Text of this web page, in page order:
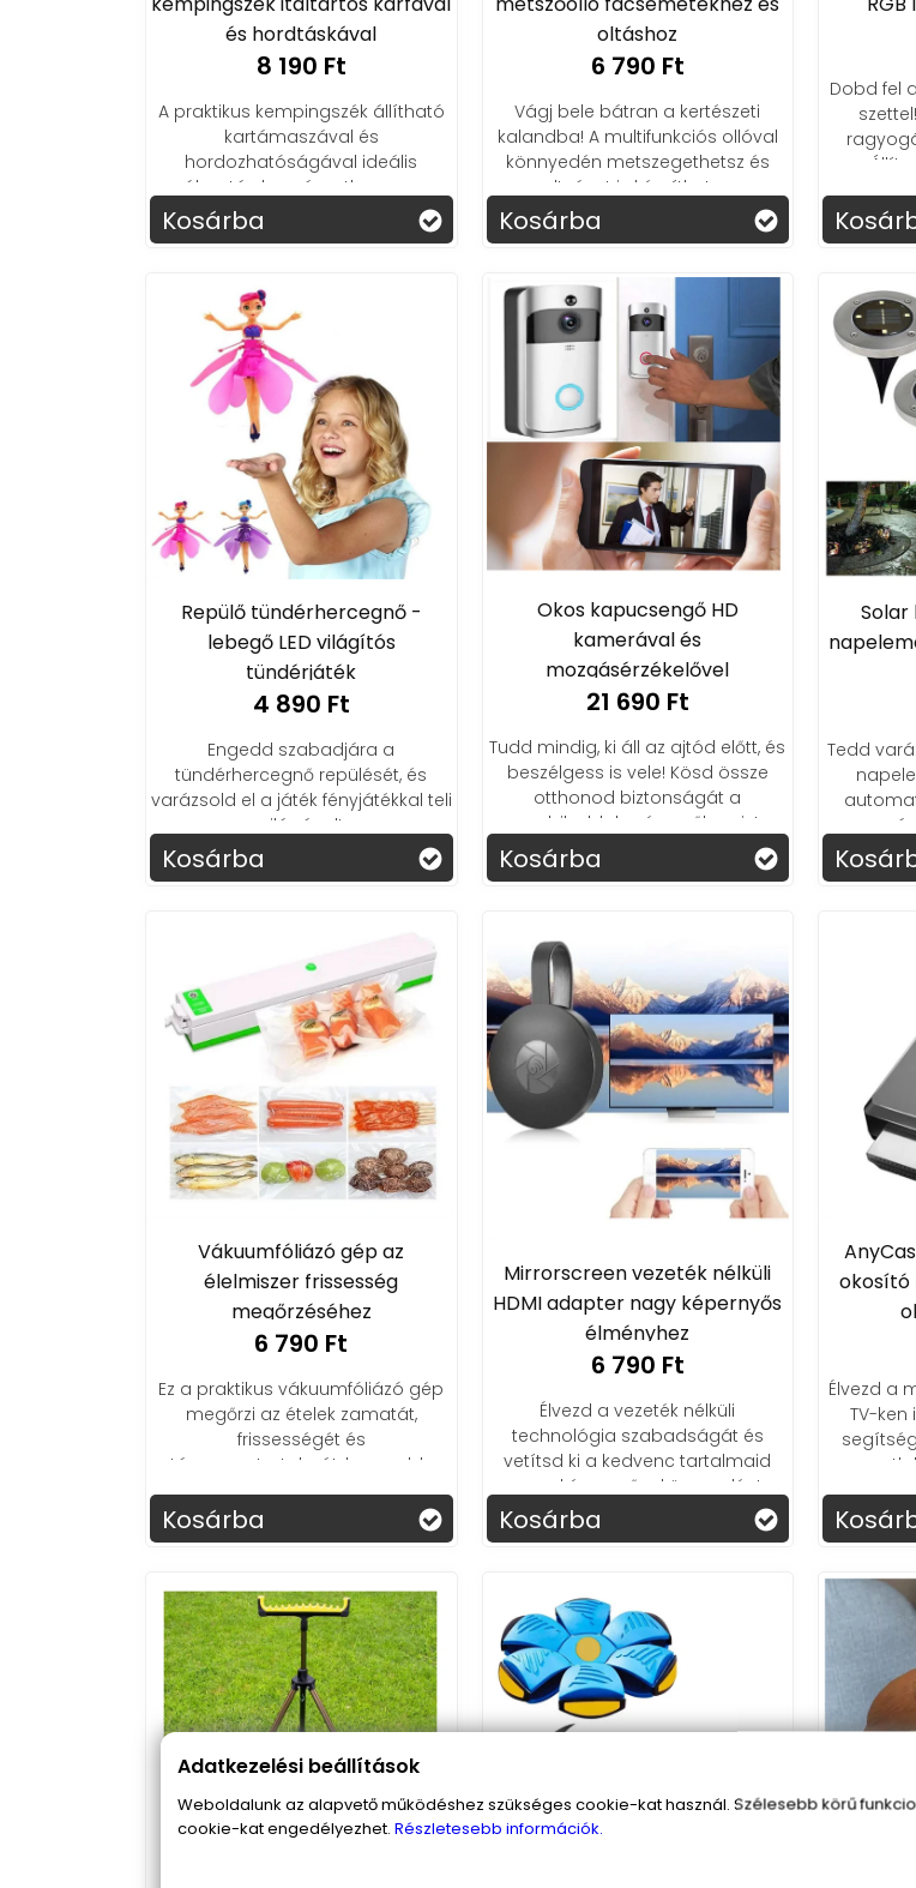
és hordtáskával
8 190 Ft
A praktikus kempingszék állítható
kartámaszával és
hordozhatóságával ideális
választás horgászathoz vagy
pihenéshez.
Kosárba
oltáshoz
6 790 Ft
Vágj bele bátran a kertészeti
kalandba! A multifunkciós ollóval
könnyedén metszegethetsz és
oltványt is készíthetsz.
Biztonságosan!
Kosárba
Dobd fel
Repülő tündérhercegnő -
lebegő LED világítós
tündérjáték
4 890 Ft
Engedd szabadjára a
tündérhercegnő repülését, és
varázsold el a játék fényjátékkal teli
világával!
Kosárba
Okos kapucsengő HD
kamerával és
mozgásérzékelővel
otthonvédelemhez
21 690 Ft
Tudd mindig, ki áll az ajtód előtt, és
beszélgess is vele! Kösd össze
otthonod biztonságát a
mobiloddal, még esőben is!
Kosárba
Tedd
Vákuumfóliázó gép az
élelmiszer frissesség
megőrzéséhez
6 790 Ft
Ez a praktikus vákuumfóliázó gép
megőrzi az ételek zamatát,
frissességét és
tápanyagtartalmát, hosszabb
ideig tartva őket élvezhetően.
Kosárba
Mirrorscreen vezeték nélküli
HDMI adapter nagy képernyős
élményhez
6 790 Ft
Élvezd a vezeték nélküli
technológia szabadságát és
vetítsd ki a kedvenc tartalmaid
nagyképernyőre könnyedén!
Kosárba
okosító
Élvezd a
TV-ken
Adatkezelési beállítások
Weboldalunk az alapvető működéshez szükséges cookie-kat használ. Szélesebb körű
cookie-kat engedélyezhet. Részletesebb információk.